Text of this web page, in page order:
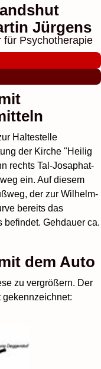
Jürgens
für Psychotherapie
Haltestelle
der Kirche "Heilig
rechts Tal-Josaphat-
ein. Auf diesem
der zur Wilhelm-
bereits das
befindet. Gehdauer ca.
dem Auto
zu vergrößern. Der
gekennzeichnet: